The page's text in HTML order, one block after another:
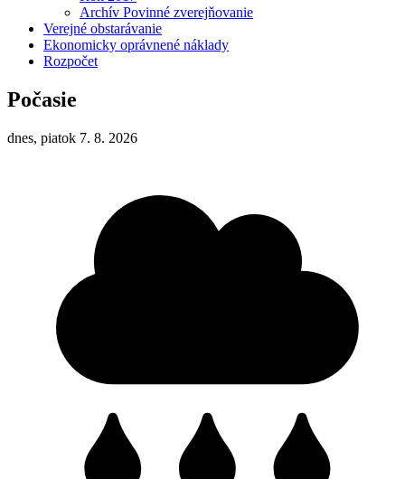
Archív Povinné zverejňovanie
Verejné obstarávanie
Ekonomicky oprávnené náklady
Rozpočet
Počasie
dnes, piatok 7. 8. 2026